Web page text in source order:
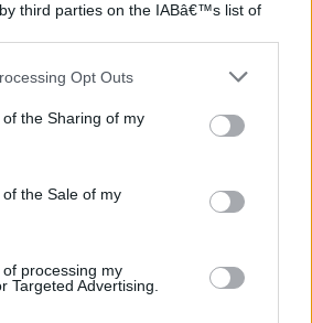
third parties on the IABâ€™s list of
be disclosed by us to third parties
third parties.
app uses one or more Google
and store information including but
or usage behaviour. You may click to
to Google and its third-party tags to
Opt Outs
the Sharing of my
the Sale of my
processing my
Targeted Advertising.